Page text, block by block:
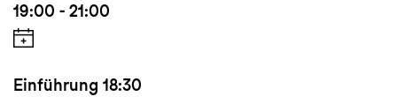
19:00 - 21:00
Einführung 18:30